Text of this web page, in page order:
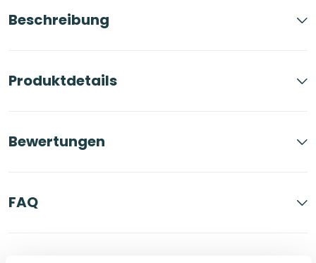
Beschreibung
Produktdetails
Bewertungen
FAQ